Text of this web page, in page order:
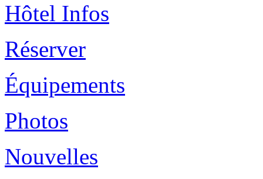
Hôtel Infos
Réserver
Équipements
Photos
Nouvelles